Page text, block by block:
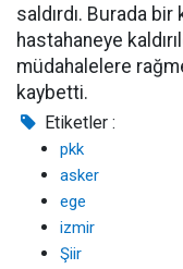
saldırdı. Burada
hastahaneye
müdahalelere
kaybetti.
Etiketler :
pkk
asker
ege
izmir
Şiir